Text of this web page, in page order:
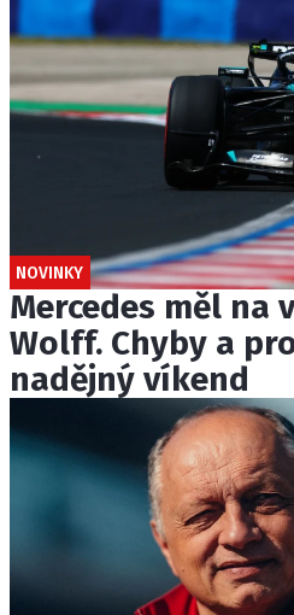
NOVINKY
Mercedes měl na
Wolff. Chyby a
nadějný víkend